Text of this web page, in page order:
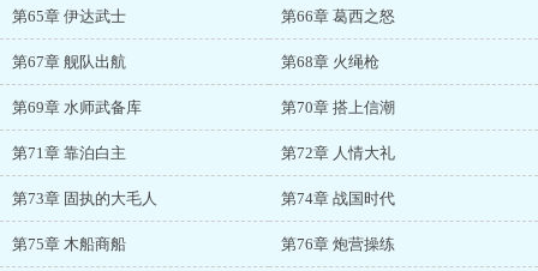
第65章 伊达武士 第66章 葛西之怒
第67章 舰队出航 第68章 火绳枪
第69章 水师武备库 第70章 搭上信潮
第71章 靠泊白主 第72章 人情大礼
第73章 固执的大毛人 第74章 战国时代
第75章 木船商船 第76章 炮营操练